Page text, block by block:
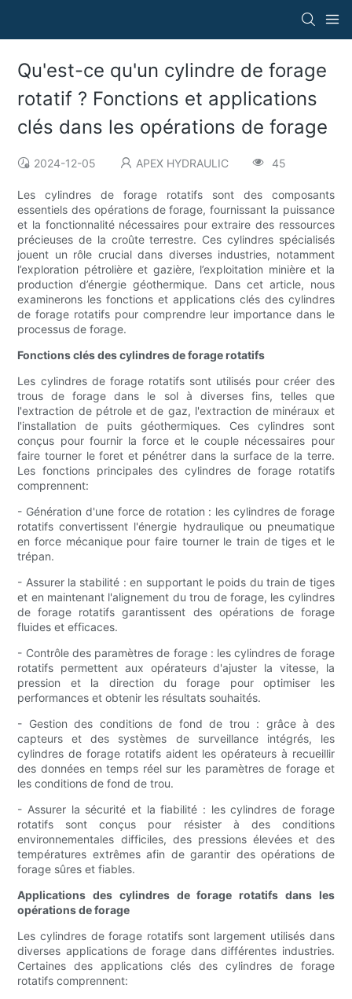
Qu'est-ce qu'un cylindre de forage
rotatif ? Fonctions et applications
clés dans les opérations de forage
2024-12-05 APEX HYDRAULIC 45
Les cylindres de forage rotatifs sont des composants
essentiels des opérations de forage, fournissant la puissance
et la fonctionnalité nécessaires pour extraire des ressources
précieuses de la croûte terrestre. Ces cylindres spécialisés
jouent un rôle crucial dans diverses industries, notamment
l’exploration pétrolière et gazière, l’exploitation minière et la
production d’énergie géothermique. Dans cet article, nous
examinerons les fonctions et applications clés des cylindres
de forage rotatifs pour comprendre leur importance dans le
processus de forage.
Fonctions clés des cylindres de forage rotatifs
Les cylindres de forage rotatifs sont utilisés pour créer des
trous de forage dans le sol à diverses fins, telles que
l'extraction de pétrole et de gaz, l'extraction de minéraux et
l'installation de puits géothermiques. Ces cylindres sont
conçus pour fournir la force et le couple nécessaires pour
faire tourner le foret et pénétrer dans la surface de la terre.
Les fonctions principales des cylindres de forage rotatifs
comprennent:
- Génération d'une force de rotation : les cylindres de forage
rotatifs convertissent l'énergie hydraulique ou pneumatique
en force mécanique pour faire tourner le train de tiges et le
trépan.
- Assurer la stabilité : en supportant le poids du train de tiges
et en maintenant l'alignement du trou de forage, les cylindres
de forage rotatifs garantissent des opérations de forage
fluides et efficaces.
- Contrôle des paramètres de forage : les cylindres de forage
rotatifs permettent aux opérateurs d'ajuster la vitesse, la
pression et la direction du forage pour optimiser les
performances et obtenir les résultats souhaités.
- Gestion des conditions de fond de trou : grâce à des
capteurs et des systèmes de surveillance intégrés, les
cylindres de forage rotatifs aident les opérateurs à recueillir
des données en temps réel sur les paramètres de forage et
les conditions de fond de trou.
- Assurer la sécurité et la fiabilité : les cylindres de forage
rotatifs sont conçus pour résister à des conditions
environnementales difficiles, des pressions élevées et des
températures extrêmes afin de garantir des opérations de
forage sûres et fiables.
Applications des cylindres de forage rotatifs dans les
opérations de forage
Les cylindres de forage rotatifs sont largement utilisés dans
diverses applications de forage dans différentes industries.
Certaines des applications clés des cylindres de forage
rotatifs comprennent: